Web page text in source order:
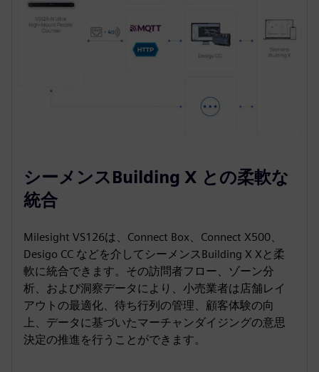
シーメンスBuilding X との柔軟な
統合
Milesight VS126は、Connect Box、Connect X500、
Desigo CC などを介してシーメンスBuilding X Xと柔
軟に統合できます。その訪問者フロー、ゾーン分
析、および洞察データにより、小売業者は店舗レイ
アウトの最適化、待ち行列の管理、顧客体験の向
上、データに基づいたマーチャンダイジングの意思
決定の推進を行うことができます。